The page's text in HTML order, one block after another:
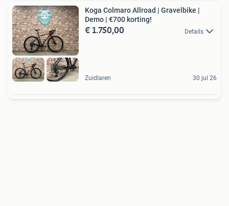
Koga Colmaro Allroad | Gravelbike |
Demo | €700 korting!
€ 1.750,00 Details
Zuidlaren 30 jul 26